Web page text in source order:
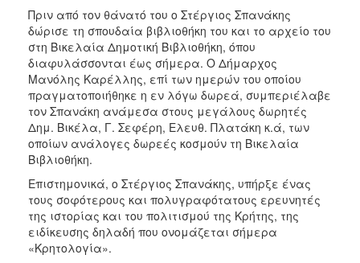
Πριν από τον θάνατό του ο Στέργιος Σπανάκης
δώρισε τη σπουδαία βιβλιοθήκη του και το αρχείο του
στη Βικελαία Δημοτική Βιβλιοθήκη, όπου
διαφυλάσσονται έως σήμερα. Ο Δήμαρχος
Μανόλης Καρέλλης, επί των ημερών του οποίου
πραγματοποιήθηκε η εν λόγω δωρεά, συμπεριέλαβε
τον Σπανάκη ανάμεσα στους μεγάλους δωρητές
Δημ. Βικέλα, Γ. Σεφέρη, Ελευθ. Πλατάκη κ.ά, των
οποίων ανάλογες δωρεές κοσμούν τη Βικελαία
Βιβλιοθήκη.
Επιστημονικά, ο Στέργιος Σπανάκης, υπήρξε ένας
τους σοφότερους και πολυγραφότατους ερευνητές
της ιστορίας και του πολιτισμού της Κρήτης, της
ειδίκευσης δηλαδή που ονομάζεται σήμερα
«Κρητολογία».